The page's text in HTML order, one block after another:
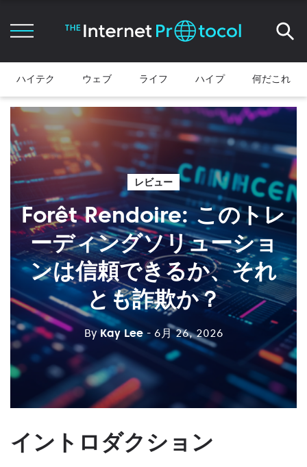
ハイテク ウェブ ライフ ハイプ 何だこれ
レビュー
Forêt Rendoire: このトレ
ーディングソリューショ
ンは信頼できるか、それ
とも詐欺か？
By Kay Lee - 6月 26, 2026
イントロダクション